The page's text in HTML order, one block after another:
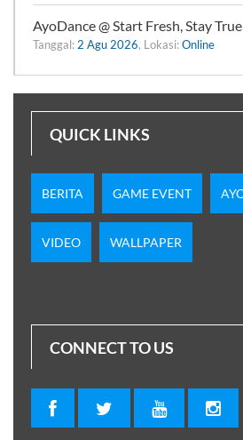
AyoDance @ Start Fresh, Stay
Tanggal: 2 Agu 2026, Lokasi:Online
QUICK LINKS
BERITA GAME EVENT
VIDEO WALLPAPER
CONNECT TO US